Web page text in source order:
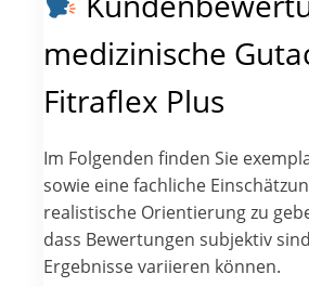
medizinische
Fitraflex Plus
Im Folgenden finden Sie
sowie eine fachliche
realistische Orientierung zu
dass Bewertungen subjektiv
Ergebnisse variieren können.